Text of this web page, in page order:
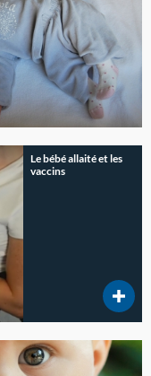
Le bébé allaité et les
vaccins